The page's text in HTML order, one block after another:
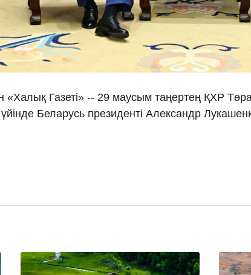
Газеті» -- 29 маусым таңертең ҚХР
үйінде Беларусь президенті Александр